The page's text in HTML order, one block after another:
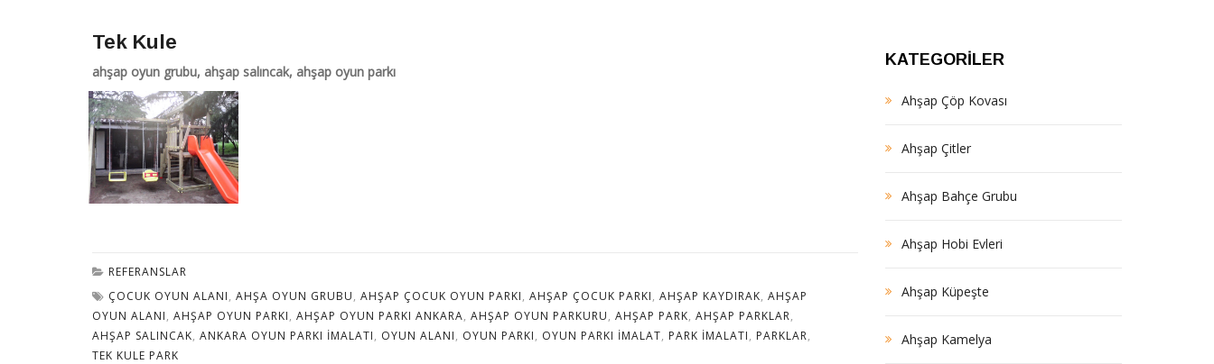
Tek Kule
ahşap oyun grubu, ahşap salıncak, ahşap oyun parkı
REFERANSLAR
ÇOCUK OYUN ALANI, AHŞA OYUN GRUBU, AHŞAP ÇOCUK OYUN PARKI, AHŞAP ÇOCUK PARKI, AHŞAP KAYDIRAK, AHŞAP
OYUN ALANI, AHŞAP OYUN PARKI, AHŞAP OYUN PARKI ANKARA, AHŞAP OYUN PARKURU, AHŞAP PARK, AHŞAP PARKLAR,
AHŞAP SALINCAK, ANKARA OYUN PARKI IMALATI, OYUN ALANI, OYUN PARKI, OYUN PARKI IMALAT, PARK IMALATI, PARKLAR,
TEK KULE PARK
KATEGORILER
Ahşap Çöp Kovası
Ahşap Çitler
Ahşap Bahçe Grubu
Ahşap Hobi Evleri
Ahşap Küpeşte
Ahşap Kamelya